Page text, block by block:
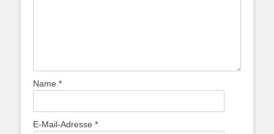
Name *
E-Mail-Adresse *